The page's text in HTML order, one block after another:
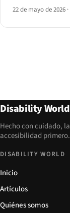
22 de mayo de 2026 ·
Disability World
Hecho con cuidado, la
accesibilidad primero.
DISABILITY WORLD
Inicio
Artículos
Quiénes somos